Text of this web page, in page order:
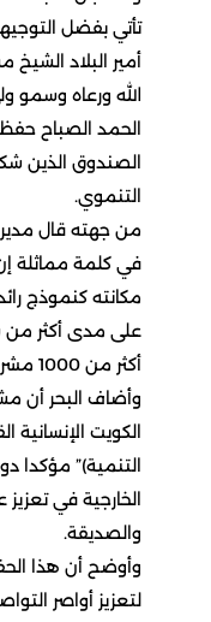
تأتي بفضل
أمير البلاد
الله ورعاه وسمو
الحمد الصباح
الصندوق الذين
التنموي.
من جهته قال مدير
في كلمة مماثلة
مكانته كنموذج
على مدى أكثر
أكثر من 1000 مشروع تنموي وإنساني حول العالم.
وأضاف البحر أن
الكويت
التنمية)” مؤكدا
الخارجية في
والصديقة.
وأوضح أن هذا
لتعزيز أواصر